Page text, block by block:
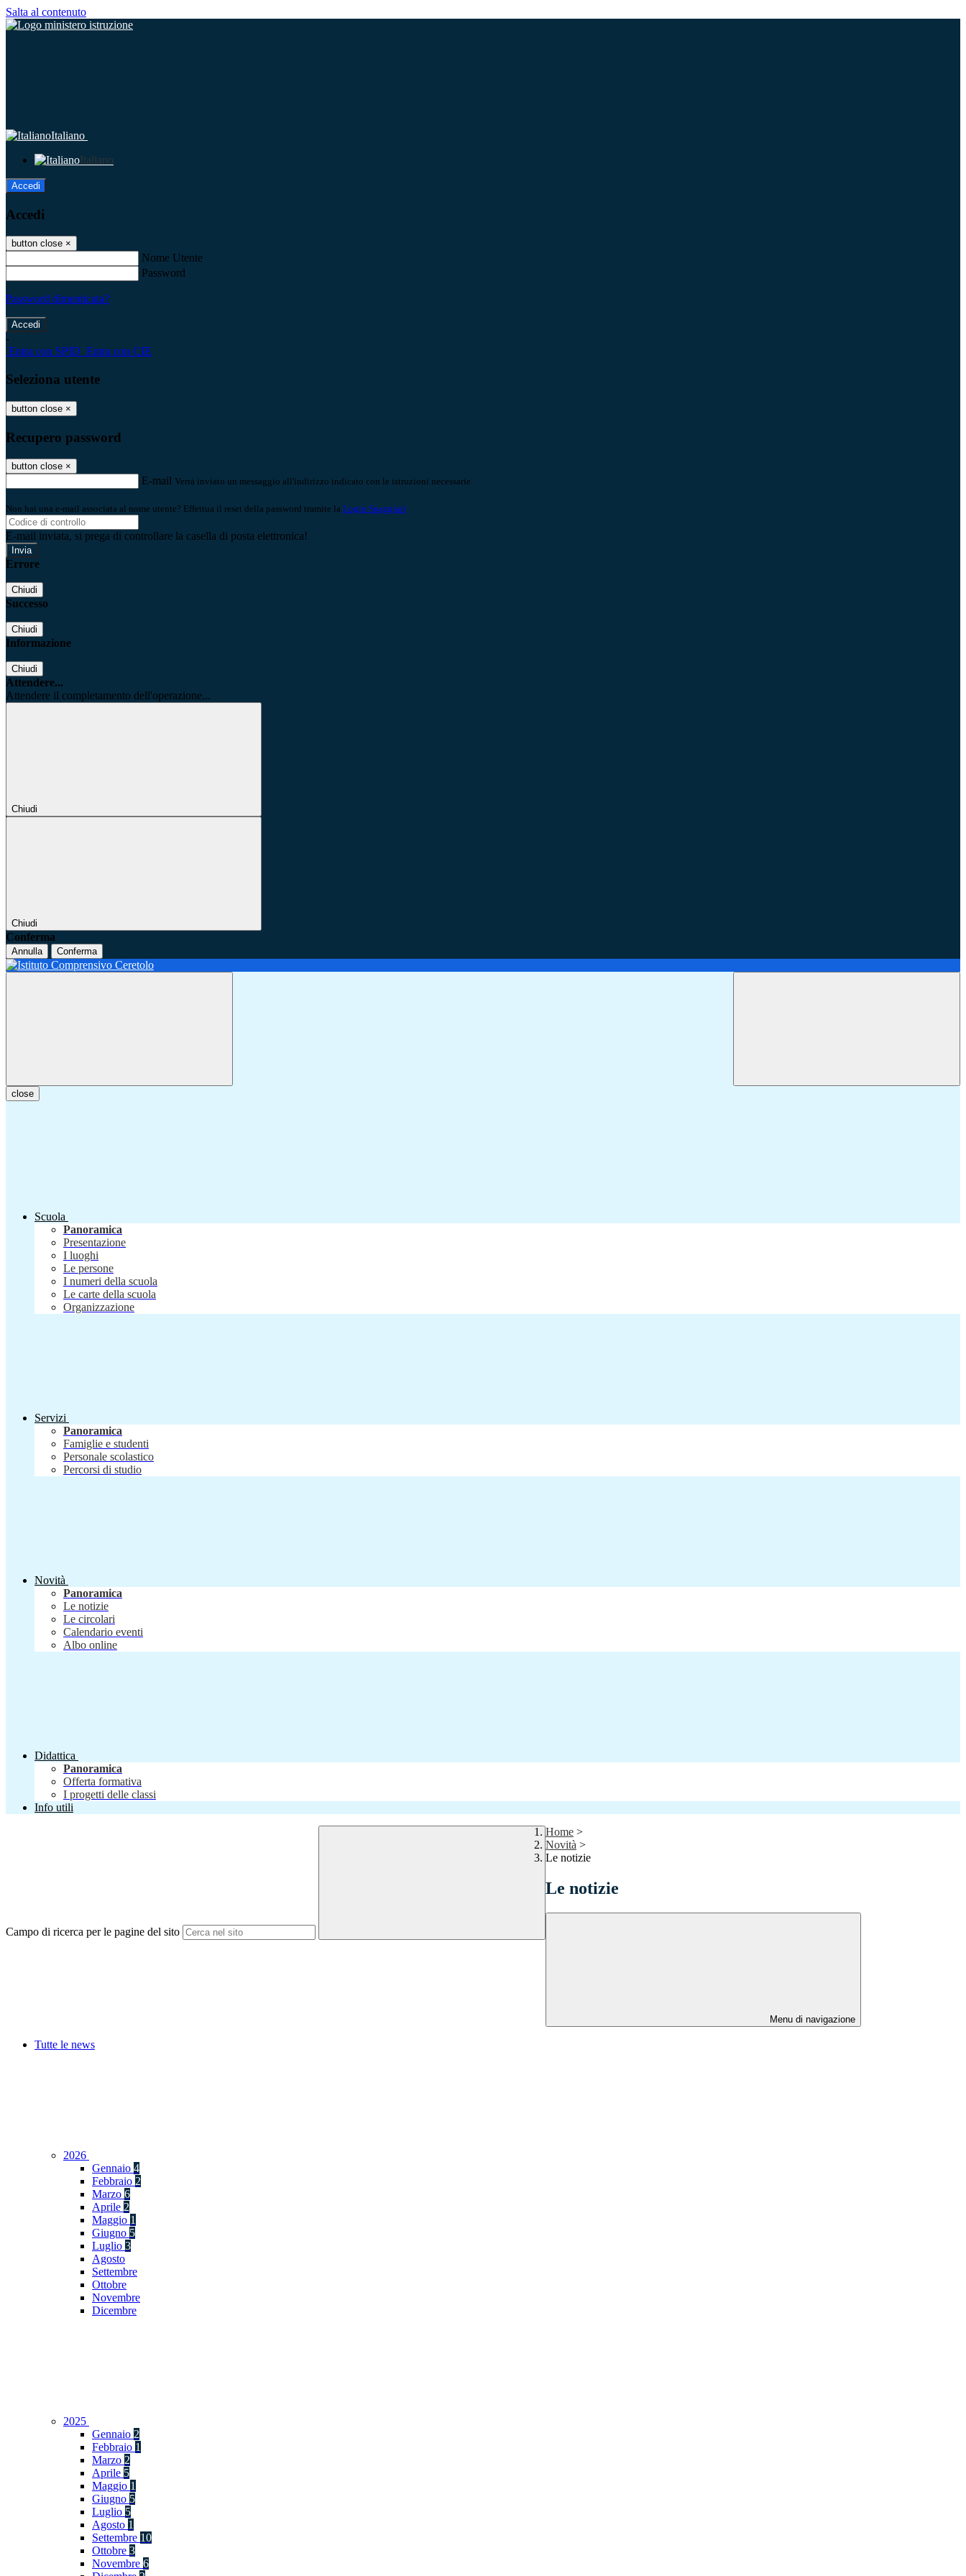
Salta al contenuto
Italiano
Italiano
Accedi
Accedi
button close ×
Nome Utente
Password
Password dimenticata?
-
Entra con SPID Entra con CIE
Seleziona utente
button close ×
Recupero password
button close ×
E-mail Verrà inviato un messaggio all'indirizzo indicato con le istruzioni necessarie.
Non hai una e-mail associata al nome utente? Effettua il reset della password tramite la Login Spaggiari
E-mail inviata, si prega di controllare la casella di posta elettronica!
Errore
Chiudi
Successo
Chiudi
Informazione
Chiudi
Attendere...
Attendere il completamento dell'operazione...
Chiudi
Chiudi
Conferma
Annulla Conferma
close
Scuola
Panoramica
Presentazione
I luoghi
Le persone
I numeri della scuola
Le carte della scuola
Organizzazione
Servizi
Panoramica
Famiglie e studenti
Personale scolastico
Percorsi di studio
Novità
Panoramica
Le notizie
Le circolari
Calendario eventi
Albo online
Didattica
Panoramica
Offerta formativa
I progetti delle classi
Info utili
Campo di ricerca per le pagine del sito
Home >
Novità >
Le notizie
Le notizie
Menu di navigazione
Tutte le news
2026
Gennaio 4
Febbraio 2
Marzo 6
Aprile 2
Maggio 1
Giugno 5
Luglio 3
Agosto
Settembre
Ottobre
Novembre
Dicembre
2025
Gennaio 2
Febbraio 1
Marzo 2
Aprile 5
Maggio 1
Giugno 5
Luglio 5
Agosto 1
Settembre 10
Ottobre 3
Novembre 6